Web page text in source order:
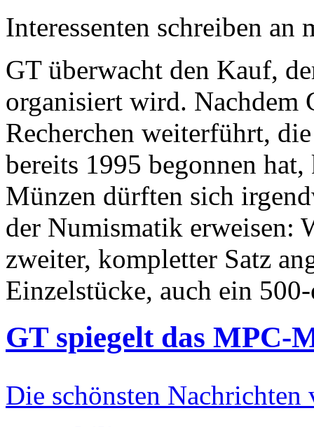
Interessenten schreiben
GT überwacht den Kauf,
organisiert wird. Nachdem
Recherchen weiterführt,
bereits 1995 begonnen
Münzen dürften sich
der Numismatik erweisen:
zweiter, kompletter Satz
Einzelstücke, auch ein
GT spiegelt das MPC-
Die schönsten Nachrichten